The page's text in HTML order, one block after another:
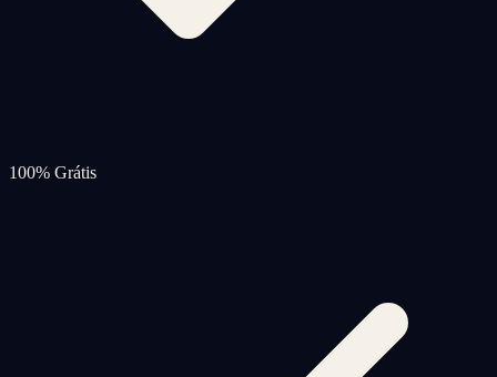
100% Grátis